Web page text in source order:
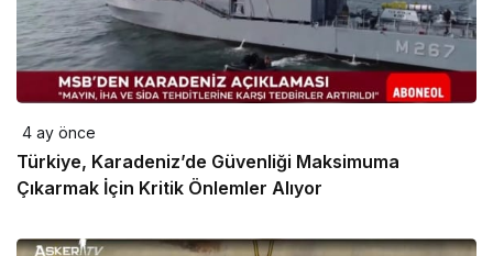
4 ay önce
Türkiye, Karadeniz’de Güvenliği Maksimuma
Çıkarmak İçin Kritik Önlemler Alıyor